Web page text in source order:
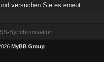
versuchen Sie es erneut.
Synchronisation
MyBB Group.